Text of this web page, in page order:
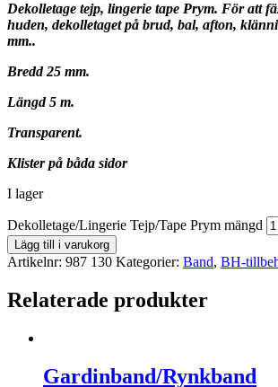
Dekolletage tejp, lingerie tape Prym. För att
huden, dekolletaget på brud, bal, afton,
mm..
Bredd 25 mm.
Längd 5 m.
Transparent.
Klister på båda sidor
I lager
Dekolletage/Lingerie Tejp/Tape Prym mängd
Lägg till i varukorg
Artikelnr: 987 130 Kategorier: Band, BH-
Relaterade produkter
Gardinband/Rynkband